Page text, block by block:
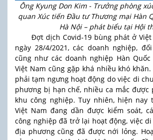
Ông Kyung Don Kim - Trưởng phòng
quan Xúc tiến Đầu tư Thương mại Hàn
Hà Nội – phát biểu tại Hội
Đợt dịch Covid-19 bùng phát ở
ngày 28/4/2021, các doanh nghiệp,
cũng như các doanh nghiệp Hàn
Việt Nam cũng gặp khá nhiều khó
phải tạm ngưng hoạt động do việc di
phương bị hạn chế, nhiều ca mắc được
khu công nghiệp. Tuy nhiên, hiện
Việt Nam đang dần được kiểm soát,
công nghiệp đã trở lại hoạt động, việc
địa phương cũng đã được nới lỏng.